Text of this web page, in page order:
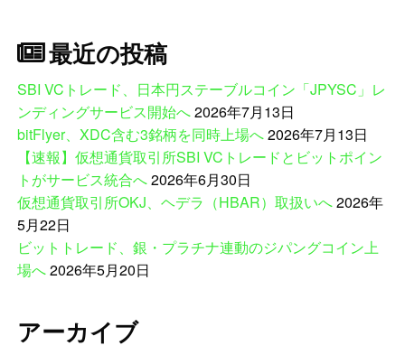
最近の投稿
SBI VCトレード、日本円ステーブルコイン「JPYSC」レ
ンディングサービス開始へ2026年7月13日
bitFlyer、XDC含む3銘柄を同時上場へ2026年7月13日
【速報】仮想通貨取引所SBI VCトレードとビットポイン
トがサービス統合へ2026年6月30日
仮想通貨取引所OKJ、ヘデラ（HBAR）取扱いへ2026年
5月22日
ビットトレード、銀・プラチナ連動のジパングコイン上
場へ2026年5月20日
アーカイブ